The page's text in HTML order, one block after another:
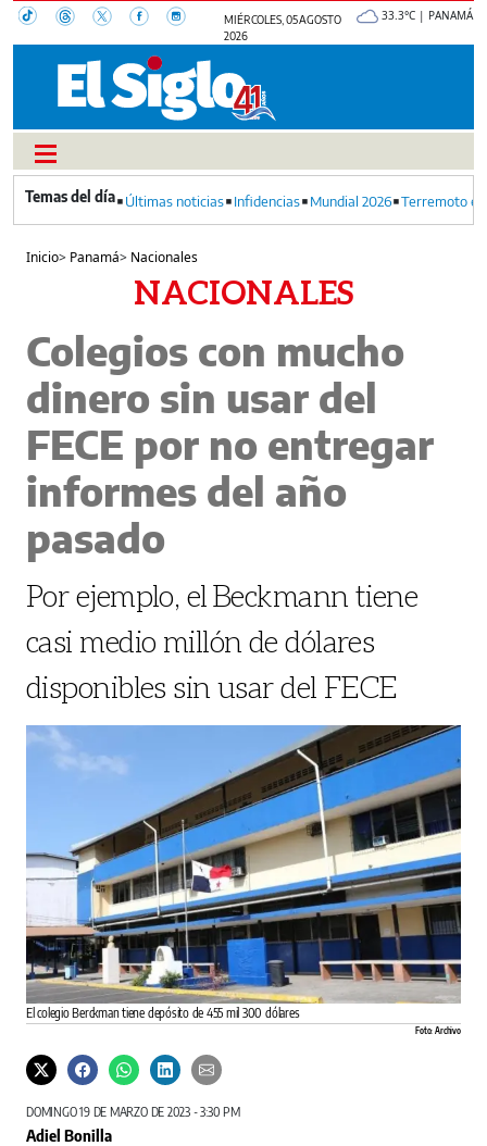
MIÉRCOLES, 05 AGOSTO
2026
33.3°C | PANAMÁ
Últimas noticias Infidencias Mundial 2026 Terremoto
Inicio> Panamá> Nacionales
NACIONALES
Colegios con mucho
dinero sin usar del
FECE por no entregar
informes del año
pasado
Por ejemplo, el Beckmann tiene
casi medio millón de dólares
disponibles sin usar del FECE
El colegio Berckman tiene depósito de 455 mil 300 dólares
Foto: Archivo
DOMINGO 19 DE MARZO DE 2023 - 3:30 PM
Adiel Bonilla